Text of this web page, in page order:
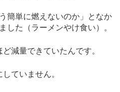
簡単に燃えないのか」となか
した（ラーメンやけ食い）。
減量できていたんです。
ていません。